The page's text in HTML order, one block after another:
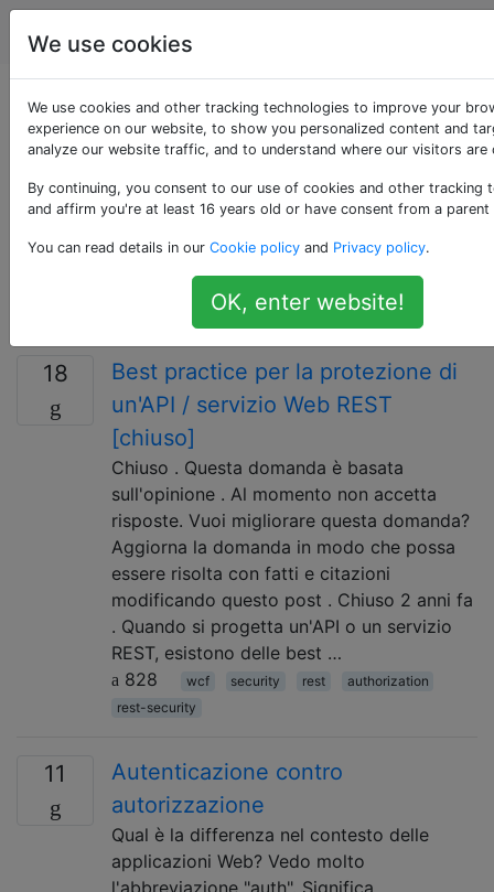
Programmazione
Domande taggate
«authorization»
L'autorizzazione è il processo per determinare se un
utente, programma o dispositivo è autorizzato ad
accedere a una risorsa protetta in un modo
particolare. L'autorizzazione è un tema chiave nelle
pratiche di sicurezza informatica.
18
Best practice per la protezione di
un'API / servizio Web REST
[chiuso]
Chiuso . Questa domanda è basata
sull'opinione . Al momento non accetta
risposte. Vuoi migliorare questa domanda?
Aggiorna la domanda in modo che possa
essere risolta con fatti e citazioni
modificando questo post . Chiuso 2 anni fa
. Quando si progetta un'API o un servizio
REST, esistono delle best …
828
wcf security rest
authorization
rest-security
11
Autenticazione contro
autorizzazione
Qual è la differenza nel contesto delle
applicazioni Web? Vedo molto
l'abbreviazione "auth". Significa
We use cookies
We use cookies and other tracking technologies to improve your
experience on our website, to show you personalized content and
analyze our website traffic, and to understand where our visitors are
By continuing, you consent to our use of cookies and other tracking
and affirm you're at least 16 years old or have consent from a parent
You can read details in our Cookie policy and Privacy policy.
OK, enter website!